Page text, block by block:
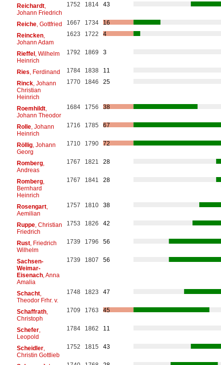
Reichardt,
Johann Friedrich
1752 1814 43
Reiche, Gottfried 1667 1734
16
Reincken,
Johann Adam
1623 1722 4
Rieffel, Wilhelm
Heinrich
1792 1869 3
Ries , Ferdinand 1784 1838
11
Rinck, Johann
Christian
Heinrich
1770 1846 25
Roemhildt,
Johann Theodor
1684 1756 38
Rolle, Johann
Heinrich
1716 1785 67
Röllig, Johann
Georg
1710 1790 72
Romberg,
Andreas
1767 1821 28
Romberg,
Bernhard
Heinrich
1767 1841 28
Rosengart,
Aemilian
1757 1810 38
Ruppe, Christian
Friedrich
1753 1826 42
Rust, Friedrich
Wilhelm
1739 1796 56
Sachsen-
Weimar-
Eisenach, Anna
Amalia
1739 1807 56
Schacht,
Theodor Frhr. v.
1748 1823 47
Schaffrath,
Christoph
1709 1763 45
Schefer,
Leopold
1784 1862 11
Scheidler,
Christin Gottlieb
1752 1815 43